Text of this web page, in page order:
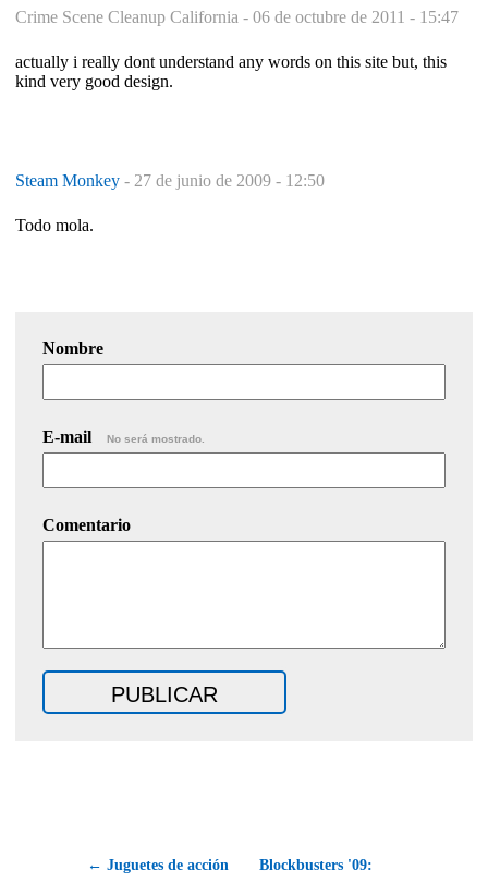
Crime Scene Cleanup California - 06 de octubre de 2011 - 15:47
actually i really dont understand any words on this site but, this
kind very good design.
Steam Monkey - 27 de junio de 2009 - 12:50
Todo mola.
Nombre
E-mail No será mostrado.
Comentario
← Juguetes de acción Blockbusters '09: